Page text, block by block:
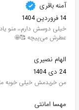
آمنه باقری
14 فروردین 1404
خیلی دوسش دارم،، منو
عطرش می‌پیچه 🥰🤩
الهام نصیری
24 دی 1404
من خریدمش خیلی خوبه
مهسا امانتی